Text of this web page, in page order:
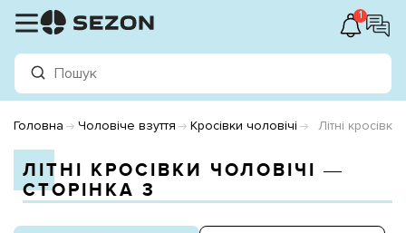
1
Головна Чоловіче взуття Кросівки чоловічі Літні кросівки
ЛІТНІ КРОСІВКИ ЧОЛОВІЧІ ―
СТОРІНКА 3